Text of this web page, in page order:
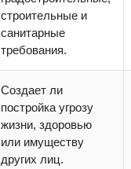
строительные и
санитарные
требования.
Создает ли
постройка угрозу
жизни, здоровью
или имуществу
других лиц.